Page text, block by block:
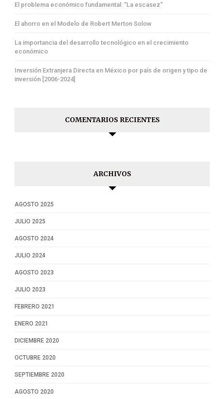
El problema económico fundamental: “La escasez”
El ahorro en el Modelo de Robert Merton Solow
La importancia del desarrollo tecnológico en el crecimiento
económico
Inversión Extranjera Directa en México por país de origen y tipo de
inversión [2006-2024]
COMENTARIOS RECIENTES
ARCHIVOS
AGOSTO 2025
JULIO 2025
AGOSTO 2024
JULIO 2024
AGOSTO 2023
JULIO 2023
FEBRERO 2021
ENERO 2021
DICIEMBRE 2020
OCTUBRE 2020
SEPTIEMBRE 2020
AGOSTO 2020